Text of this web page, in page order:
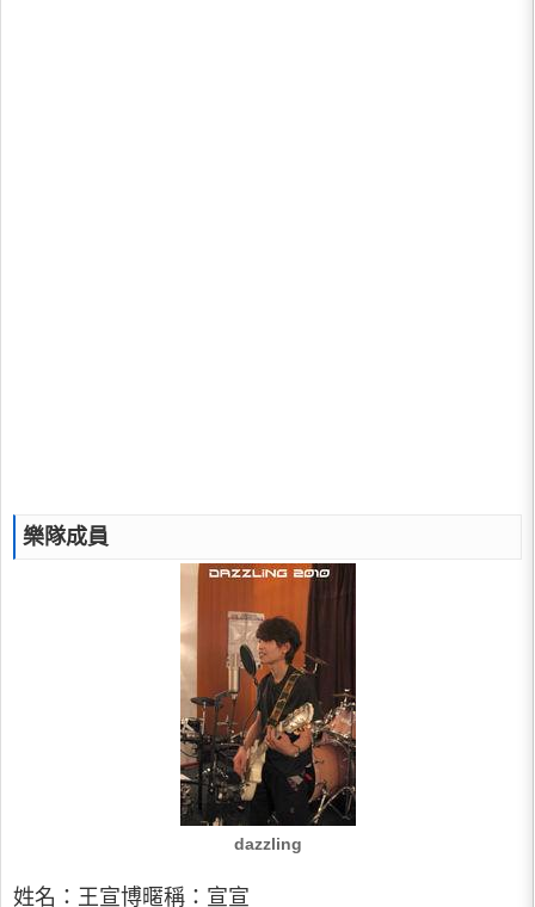
樂隊成員
dazzling
姓名：王宣博暱稱：宣宣